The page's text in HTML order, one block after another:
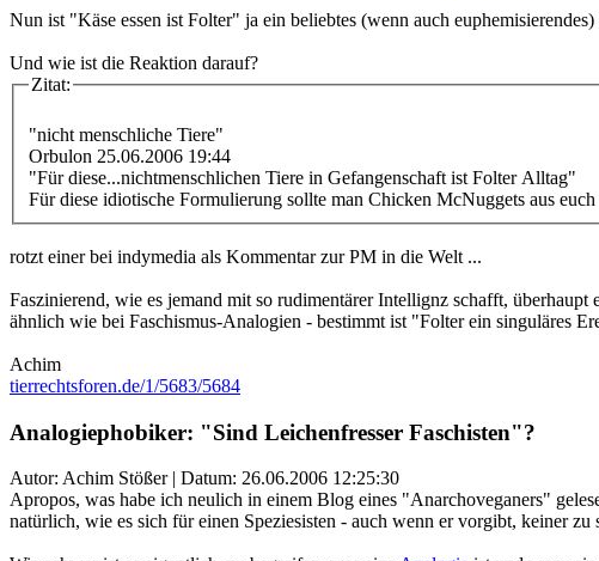
Nun ist "Käse essen ist Folter" ja ein beliebtes (wenn auch
Und wie ist die Reaktion darauf?
Zitat:
"nicht menschliche Tiere"
Orbulon 25.06.2006 19:44
"Für diese...nichtmenschlichen Tiere in Gefangenschaft ist Folter Alltag"
Für diese idiotische Formulierung sollte man Chicken McNuggets aus
rotzt einer bei indymedia als Kommentar zur PM in die Welt ...
Faszinierend, wie es jemand mit so rudimentärer Intellignz schafft,
ähnlich wie bei Faschismus-Analogien - bestimmt ist "Folter ein singuläres
Achim
tierrechtsforen.de/1/5683/5684
Analogiephobiker: "Sind Leichenfresser Faschisten"?
Autor: Achim Stößer | Datum: 26.06.2006 12:25:30
Apropos, was habe ich neulich in einem Blog eines "Anarchoveganers"
natürlich, wie es sich für einen Speziesisten - auch wenn er vorgibt, keiner zu